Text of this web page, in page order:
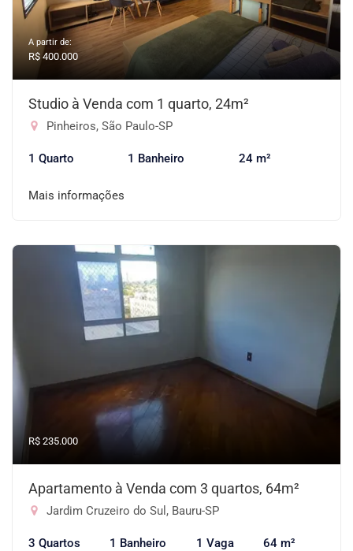
A partir de:
R$ 400.000
Studio à Venda com 1 quarto, 24m²
Pinheiros, São Paulo-SP
1 Quarto 1 Banheiro 24 m²
Mais informações
R$ 235.000
Apartamento à Venda com 3 quartos, 64m²
Jardim Cruzeiro do Sul, Bauru-SP
3 Quartos 1 Banheiro 1 Vaga 64 m²